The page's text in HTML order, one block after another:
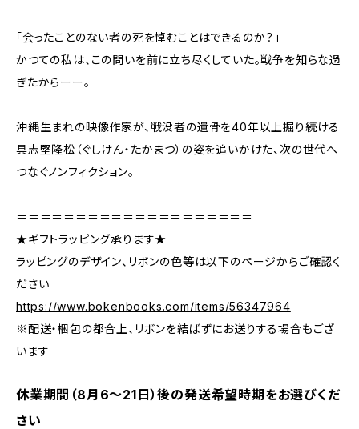
「会ったことのない者の死を悼むことはできるのか？」
かつての私は、この問いを前に立ち尽くしていた。戦争を知らな過
ぎたからーー。
沖縄生まれの映像作家が、戦没者の遺骨を40年以上掘り続ける
具志堅隆松（ぐしけん・たかまつ）の姿を追いかけた、次の世代へ
つなぐノンフィクション。
＝＝＝＝＝＝＝＝＝＝＝＝＝＝＝＝＝＝＝＝
★ギフトラッピング承ります★
ラッピングのデザイン、リボンの色等は以下のページからご確認く
ださい
https://www.bokenbooks.com/items/56347964
※配送・梱包の都合上、リボンを結ばずにお送りする場合もござ
います
休業期間（8月6〜21日）後の発送希望時期をお選びくだ
さい